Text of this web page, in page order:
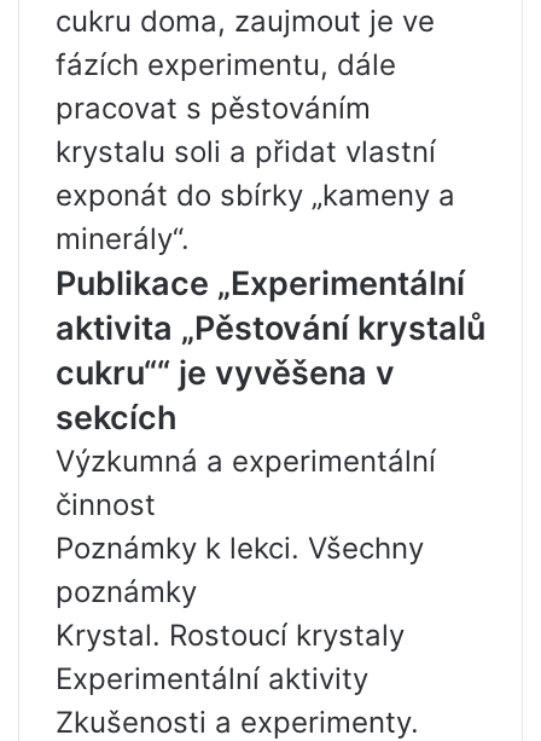
cukru doma, zaujmout je ve
fázích experimentu, dále
pracovat s pěstováním
krystalu soli a přidat vlastní
exponát do sbírky „kameny a
minerály“.
Publikace „Experimentální
aktivita „Pěstování krystalů
cukru““ je vyvěšena v
sekcích
Výzkumná a experimentální
činnost
Poznámky k lekci. Všechny
poznámky
Krystal. Rostoucí krystaly
Experimentální aktivity
Zkušenosti a experimenty.